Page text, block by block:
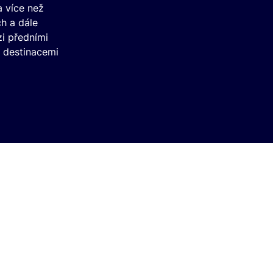
více než
a dále
předními